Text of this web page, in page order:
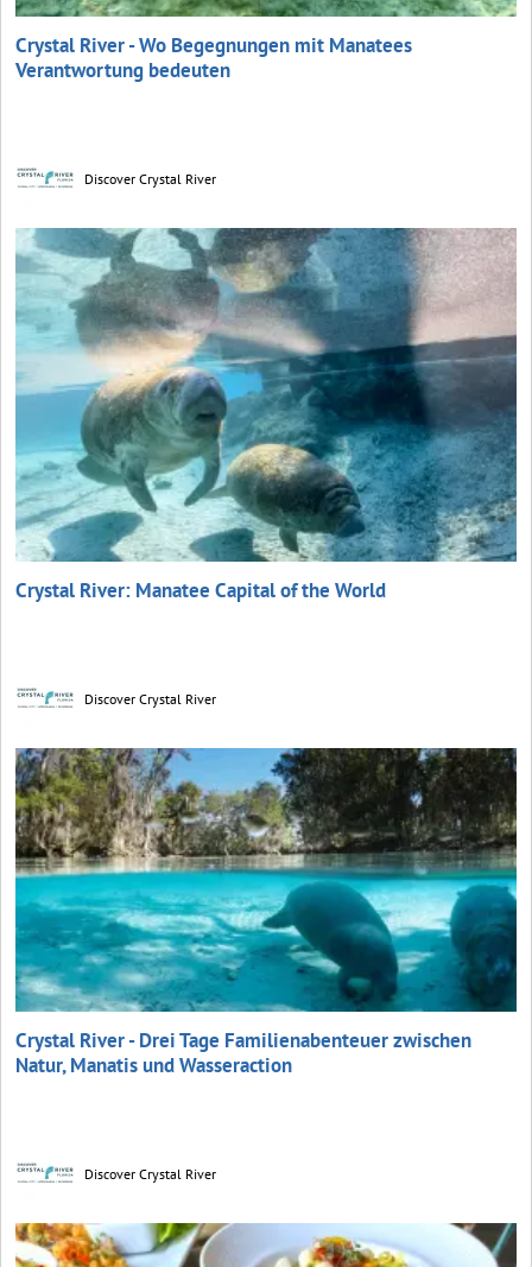
Crystal River - Wo Begegnungen mit Manatees
Verantwortung bedeuten
Discover Crystal River
Crystal River: Manatee Capital of the World
Discover Crystal River
Crystal River - Drei Tage Familienabenteuer zwischen
Natur, Manatis und Wasseraction
Discover Crystal River